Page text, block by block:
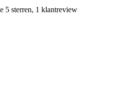
5 sterren, 1 klantreview